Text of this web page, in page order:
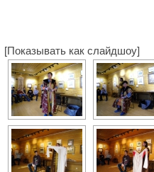
[Показывать как слайдшоу]